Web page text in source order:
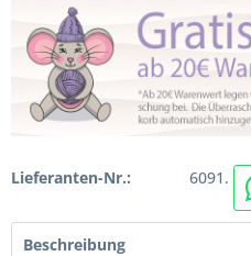
Lieferanten-Nr.: 6091.
Beschreibung